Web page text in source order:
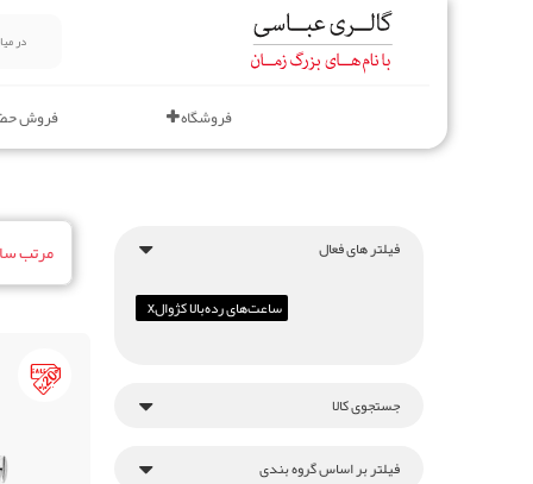
فروشگاه فروش
فیلتر های فعال
ساعت‌های رده‌بالا کژوالx
جستجوی کالا
فیلتر بر اساس گروه بندی
مرتب